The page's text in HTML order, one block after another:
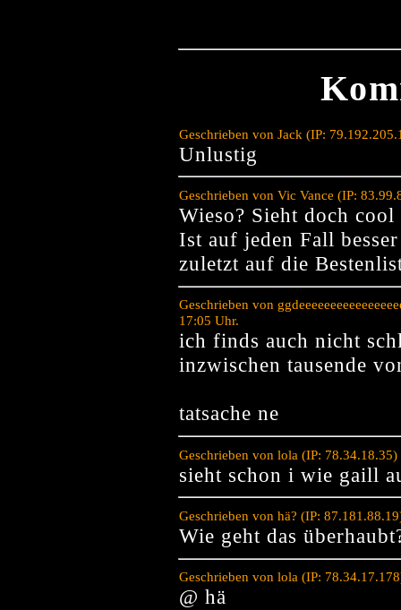
Geschrieben von Jack (IP:
Unlustig
Geschrieben von Vic Vance (IP:
Wieso? Sieht doch cool
Ist auf jeden Fall
zuletzt auf die
Geschrieben von
17:05 Uhr.
ich finds auch nicht
inzwischen tausende
tatsache ne
Geschrieben von lola (IP:
sieht schon i wie gaill
Geschrieben von hä? (IP:
Wie geht das
Geschrieben von lola (IP:
@ hä